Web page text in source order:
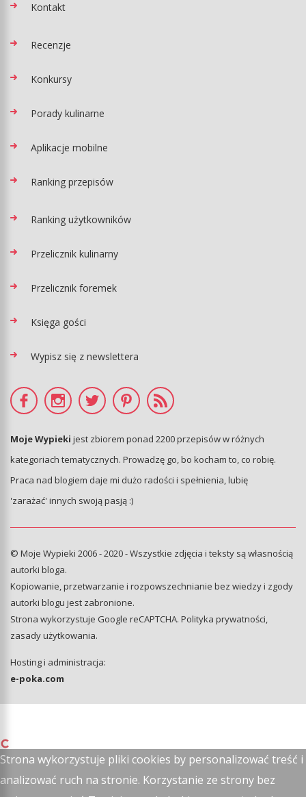
Kontakt
Recenzje
Konkursy
Porady kulinarne
Aplikacje mobilne
Ranking przepisów
Ranking użytkowników
Przelicznik kulinarny
Przelicznik foremek
Księga gości
Wypisz się z newslettera
Moje Wypieki jest zbiorem ponad 2200 przepisów w różnych
kategoriach tematycznych. Prowadzę go, bo kocham to, co robię.
Praca nad blogiem daje mi dużo radości i spełnienia, lubię
'zarażać' innych swoją pasją :)
© Moje Wypieki 2006 - 2020 - Wszystkie zdjęcia i teksty są własnością
autorki bloga.
Kopiowanie, przetwarzanie i rozpowszechnianie bez wiedzy i zgody
autorki blogu jest zabronione.
Strona wykorzystuje Google reCAPTCHA. Polityka prywatności,
zasady użytkowania.
Hosting i administracja:
e-poka.com
Strona wykorzystuje pliki cookies by personalizować treść i
analizować ruch na stronie. Korzystanie ze strony bez